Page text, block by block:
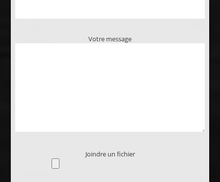
Votre message
Joindre un fichier